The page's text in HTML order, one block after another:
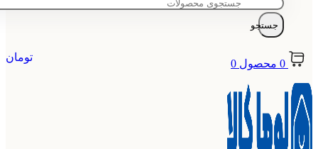
جستجو
0 محصول 0
تومان